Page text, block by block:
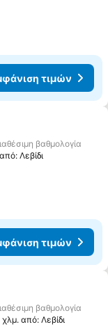
τιμών
αγαπημένα
βαθμολογία
Λεβίδι
τιμών
αγαπημένα
βαθμολογία
από: Λεβίδι